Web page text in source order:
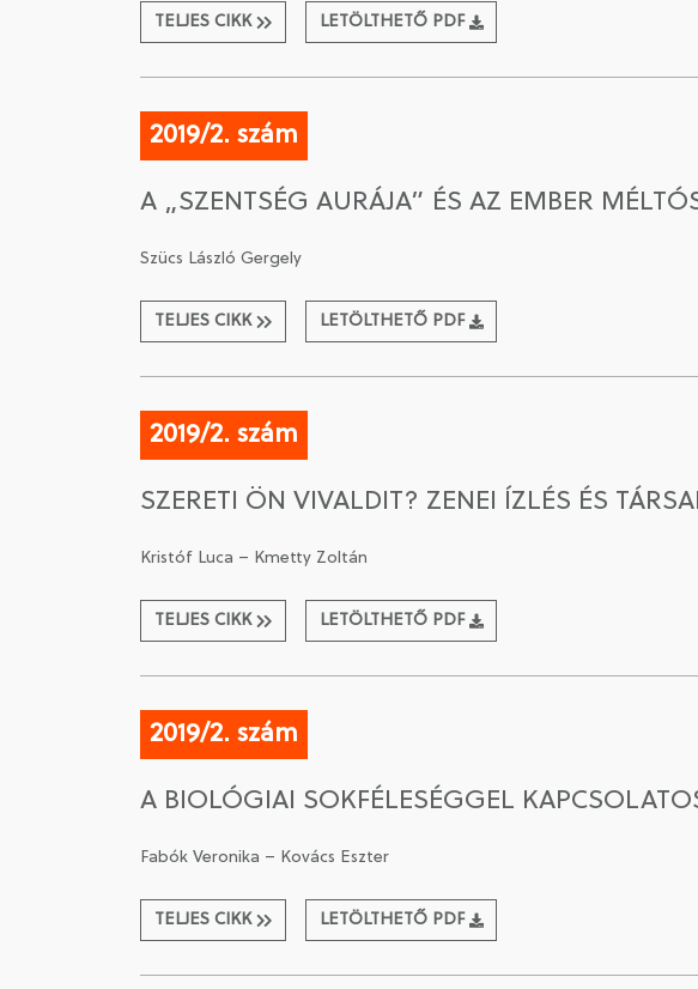
TELJES CIKK LETÖLTHETŐ PDF
2019/2. szám
A „SZENTSÉG AURÁJA” ÉS AZ EMBER
Szücs László Gergely
TELJES CIKK LETÖLTHETŐ PDF
2019/2. szám
SZERETI ÖN VIVALDIT? ZENEI ÍZLÉS ÉS
Kristóf Luca – Kmetty Zoltán
TELJES CIKK LETÖLTHETŐ PDF
2019/2. szám
A BIOLÓGIAI SOKFÉLESÉGGEL
Fabók Veronika – Kovács Eszter
TELJES CIKK LETÖLTHETŐ PDF